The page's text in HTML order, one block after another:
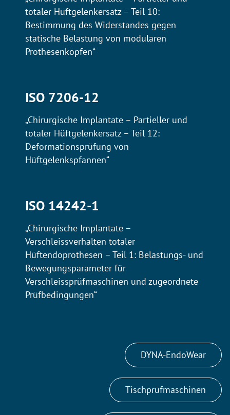
totaler Hüftgelenkersatz – Teil 10:
Bestimmung des Widerstandes gegen
statische Belastung von modularen
Prothesenköpfen“
ISO 7206-12
„Chirurgische Implantate – Partieller und
totaler Hüftgelenkersatz – Teil 12:
Deformationsprüfung von
Hüftgelenkspfannen“
ISO 14242-1
„Chirurgische Implantate –
Verschleissverhalten totaler
Hüftendoprothesen – Teil 1: Belastungs- und
Bewegungsparameter für
Verschleissprüfmaschinen und zugeordnete
Prüfbedingungen“
DYNA-EndoWear
Tischprüfmaschinen